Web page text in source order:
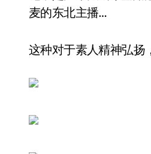
麦的东北主播…
这种对于素人精神弘扬